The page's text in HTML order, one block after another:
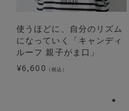
使うほどに、自分のリズム
になっていく「キャンディ
ルーフ 親子がま口」
¥6,600 （税込）